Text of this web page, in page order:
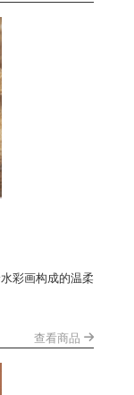
彩画构成的温柔
查看商品